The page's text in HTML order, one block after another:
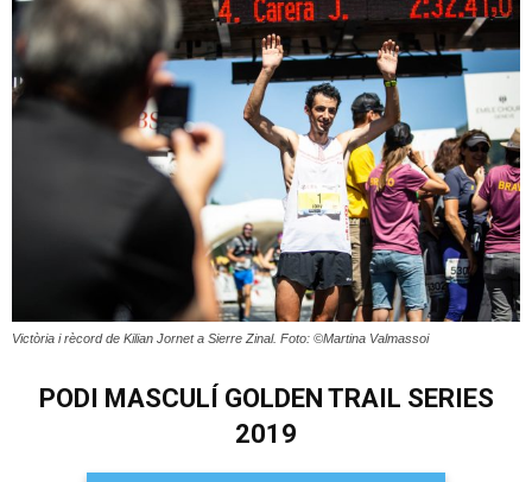
Victòria i rècord de Kilian Jornet a Sierre Zinal. Foto: ©Martina Valmassoi
PODI MASCULÍ GOLDEN TRAIL SERIES
2019